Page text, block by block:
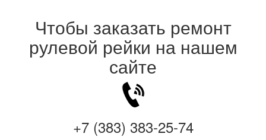
Чтобы заказать ремонт
рулевой рейки на нашем
сайте
+7 (383) 383-25-74